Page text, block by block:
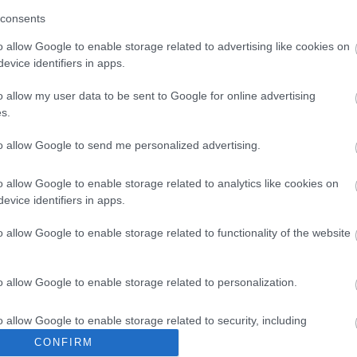
allow Google to enable storage related to advertising like cookies on
identifiers in apps.
allow my user data to be sent to Google for online advertising
allow Google to send me personalized advertising.
allow Google to enable storage related to analytics like cookies on
identifiers in apps.
allow Google to enable storage related to functionality of the website
allow Google to enable storage related to personalization.
allow Google to enable storage related to security, including
functionality and fraud prevention, and other user protection.
CONFIRM
református iskoláját